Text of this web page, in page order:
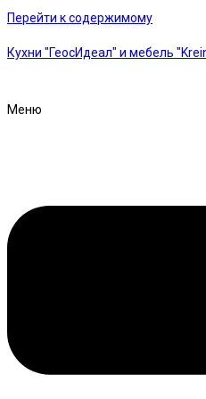
Перейти к содержимому
Кухни "ГеосИдеал" и мебель
Меню